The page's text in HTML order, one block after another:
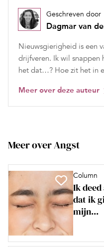
Geschreven door
Dagmar van
Nieuwsgierigheid is een
drijfveren. Ik wil snappen
het dat…? Hoe zit het in
Meer over deze auteur
Meer over Angst
Column
Ik
dat ik
mijn...